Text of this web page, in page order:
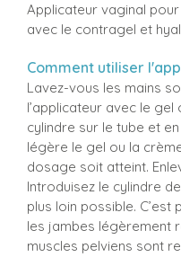
Applicateur vaginal
avec le contragel et
Comment utiliser
Lavez-vous les mains
l’applicateur avec le
cylindre sur le tube et
légère le gel ou la
dosage soit atteint.
Introduisez le cylindre
plus loin possible. C’est
les jambes légèrement
muscles pelviens sont